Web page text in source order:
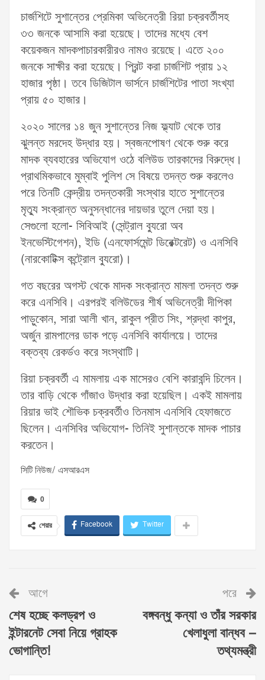
চার্জশিটে সুশান্তের প্রেমিকা অভিনেত্রী রিয়া চক্রবর্তীসহ
৩৩ জনকে আসামি করা হয়েছে। তাদের মধ্যে বেশ
কয়েকজন মাদকপাচারকারীরও নামও রয়েছে। এতে ২০০
জনকে সাক্ষীর করা হয়েছে। প্রিন্ট করা চার্জশিট প্রায় ১২
হাজার পৃষ্ঠা। তবে ডিজিটাল ভার্সনে চার্জশিটের পাতা সংখ্যা
প্রায় ৫০ হাজার।
২০২০ সালের ১৪ জুন সুশান্তের নিজ ফ্ল্যাট থেকে তার
ঝুলন্ত মরদেহ উদ্ধার হয়। স্বজনপোষণ থেকে শুরু করে
মাদক ব্যবহারের অভিযোগ ওঠে বলিউড তারকাদের বিরুদ্ধে।
প্রাথমিকভাবে মুম্বাই পুলিশ সে বিষয়ে তদন্ত শুরু করলেও
পরে তিনটি কেন্দ্রীয় তদন্তকারী সংস্থার হাতে সুশান্তের
মৃত্যু সংক্রান্ত অনুসন্ধানের দায়ভার তুলে দেয়া হয়।
সেগুলো হলো- সিবিআই (সেন্ট্রাল ব্যুরো অব
ইনভেস্টিগেশন), ইডি (এনফোর্সমেন্ট ডিরেক্টরেট) ও এনসিবি
(নারকোটিক্স কন্ট্রোল ব্যুরো)।
গত বছরের অগস্ট থেকে মাদক সংক্রান্ত মামলা তদন্ত শুরু
করে এনসিবি। এরপরই বলিউডের শীর্ষ অভিনেত্রী দীপিকা
পাড়ুকোন, সারা আলী খান, রাকুল প্রীত সিং, শ্রদ্ধা কাপুর,
অর্জুন রামপালের ডাক পড়ে এনসিবি কার্যালয়ে। তাদের
বক্তব্য রেকর্ডও করে সংস্থাটি।
রিয়া চক্রবর্তী এ মামলায় এক মাসেরও বেশি কারাবন্দি চিলেন।
তার বাড়ি থেকে গাঁজাও উদ্ধার করা হয়েছিল। একই মামলায়
রিয়ার ভাই শৌভিক চক্রবর্তীও তিনমাস এনসিবি হেফাজতে
ছিলেন। এনসিবির অভিযোগ- তিনিই সুশান্তকে মাদক পাচার
করতেন।
সিটি নিউজ/ এসআরএস
0
শেয়ার Facebook Twitter
আগে
শেষ হচ্ছে কলড্রপ ও
ইন্টারনেট সেবা নিয়ে গ্রাহক
ভোগান্তি!
পরে
বঙ্গবন্ধু কন্যা ও তাঁর সরকার
খেলাধুলা বান্ধব –
তথ্যমন্ত্রী